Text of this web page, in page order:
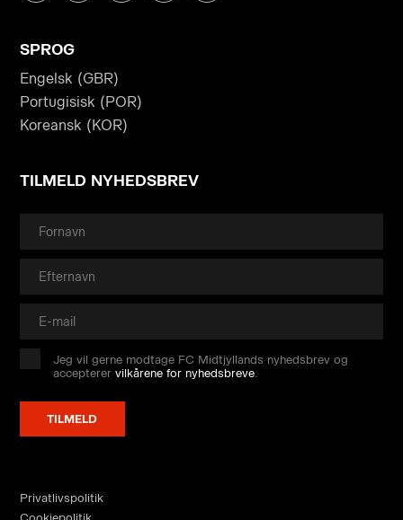
SPROG
Engelsk (GBR)
Portugisisk (POR)
Koreansk (KOR)
TILMELD NYHEDSBREV
Jeg vil gerne modtage FC Midtjyllands nyhedsbrev og
accepterervilkårene for nyhedsbreve
Privatlivspolitik